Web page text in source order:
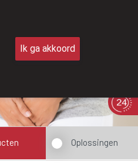
Oplossingen
Ik ga akkoord